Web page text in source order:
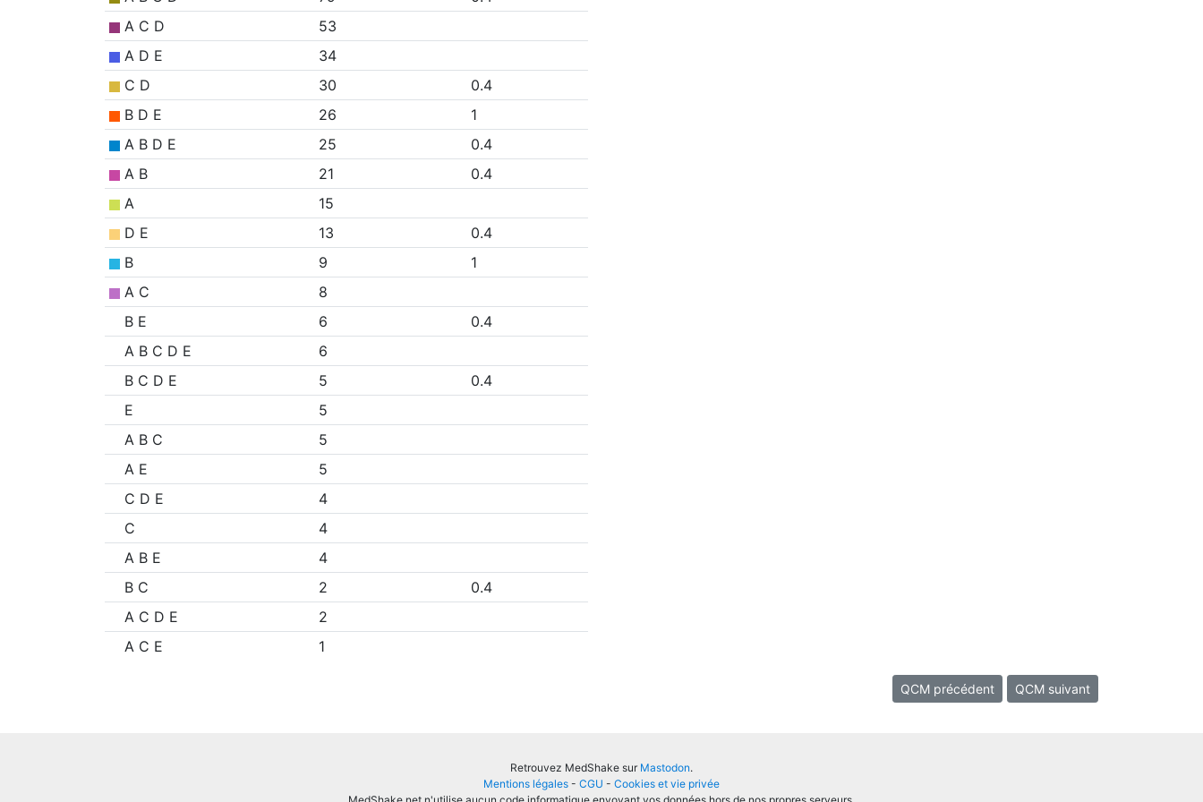
A C D
53
A D E
34
C D
30
0.4
B D E
26
1
A B D E
25
0.4
A B
21
0.4
A
15
D E
13
0.4
B
9
1
A C
8
B E
6
0.4
A B C D E
6
B C D E
5
0.4
E
5
A B C
5
A E
5
C D E
4
C
4
A B E
4
B C
2
0.4
A C D E
2
A C E
1
QCM précédent QCM suivant
Retrouvez MedShake sur Mastodon.
Mentions légales - CGU - Cookies et vie privée